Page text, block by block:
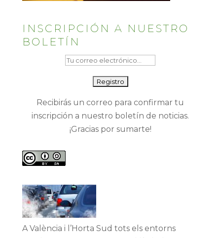
INSCRIPCIÓN A NUESTRO
BOLETÍN
Recibirás un correo para confirmar tu
inscripción a nuestro boletín de noticias.
¡Gracias por sumarte!
A València i l’Horta Sud tots els entorns